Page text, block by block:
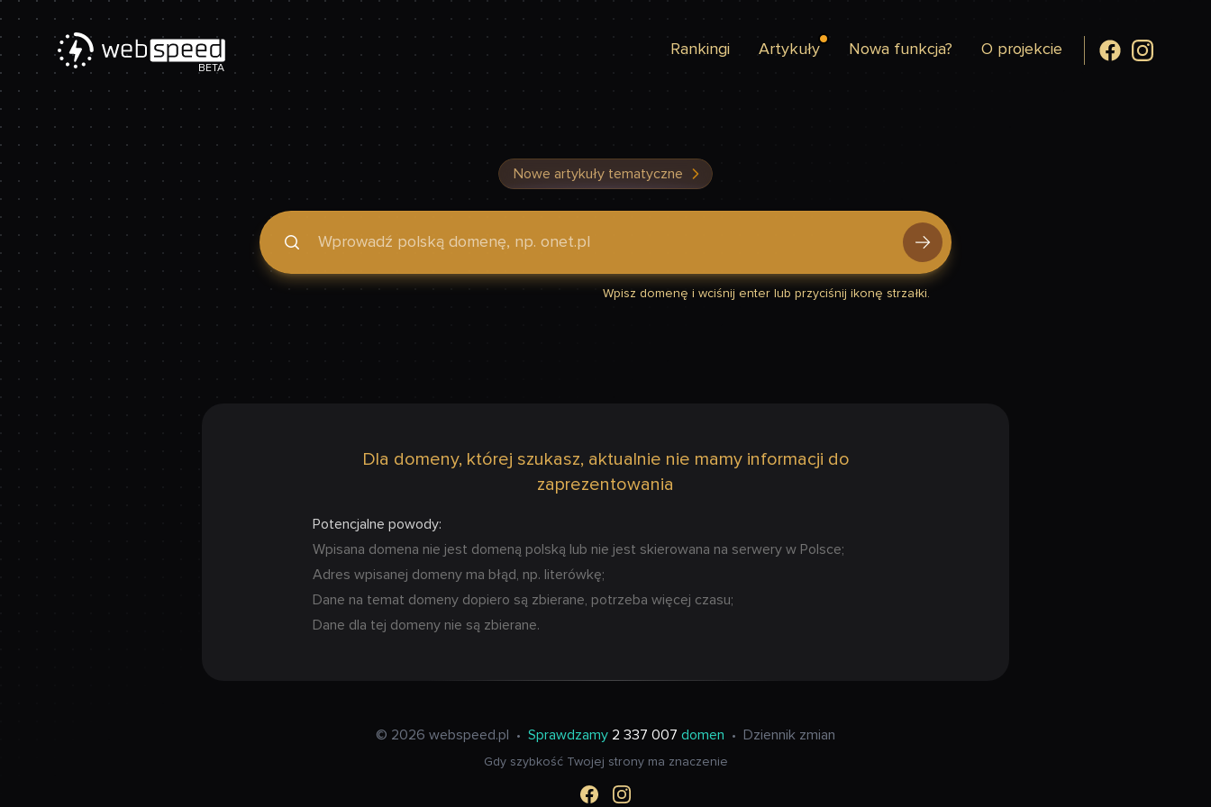
BETA
Rankingi Artykuły Nowa funkcja? O projekcie
Nowe artykuły tematyczne
Podaj domenę, by sprawdzić, czy Twoja strona jest szybka
Wpisz domenę i wciśnij enter lub przyciśnij ikonę strzałki.
Dla domeny, której szukasz, aktualnie nie mamy informacji do
zaprezentowania
Potencjalne powody:
Wpisana domena nie jest domeną polską lub nie jest skierowana na serwery w Polsce;
Adres wpisanej domeny ma błąd, np. literówkę;
Dane na temat domeny dopiero są zbierane, potrzeba więcej czasu;
Dane dla tej domeny nie są zbierane.
© 2026 webspeed.pl • Sprawdzamy 2 337 007 domen • Dziennik zmian
Gdy szybkość Twojej strony ma znaczenie